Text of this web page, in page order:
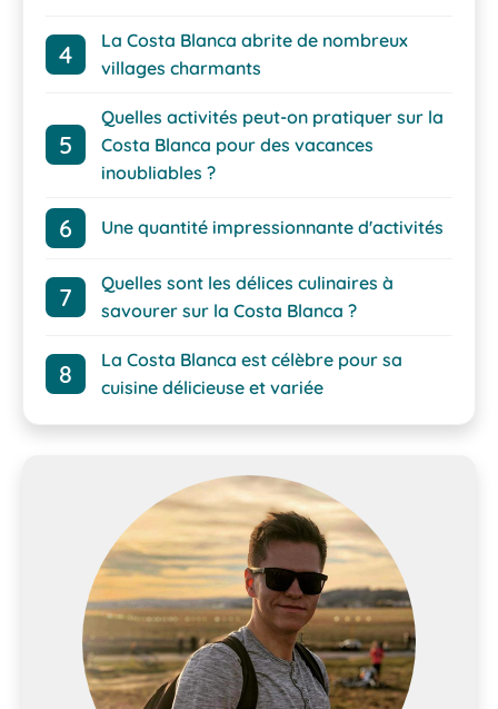
La Costa Blanca abrite de nombreux
villages charmants
Quelles activités peut-on pratiquer sur la
Costa Blanca pour des vacances
inoubliables ?
Une quantité impressionnante d'activités
Quelles sont les délices culinaires à
savourer sur la Costa Blanca ?
La Costa Blanca est célèbre pour sa
cuisine délicieuse et variée